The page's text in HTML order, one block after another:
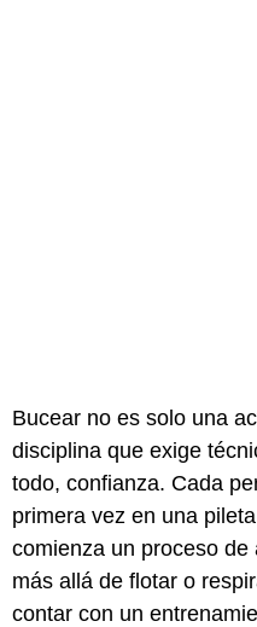
Bucear no es solo una
disciplina que exige
todo, confianza. Cada
primera vez en una
comienza un proceso
más allá de flotar o
contar con un